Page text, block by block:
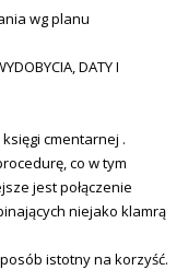
wg planu
DATY I
cmentarnej .
co w tym
jest połączenie
niejako klamrą
istotny na korzyść.